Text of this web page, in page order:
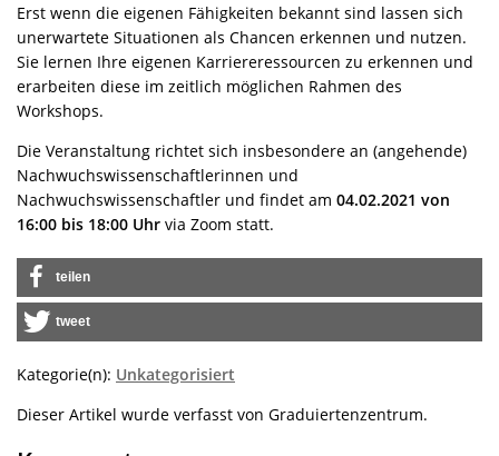
Erst wenn die eigenen Fähigkeiten bekannt sind lassen sich
unerwartete Situationen als Chancen erkennen und nutzen.
Sie lernen Ihre eigenen Karriereressourcen zu erkennen und
erarbeiten diese im zeitlich möglichen Rahmen des
Workshops.
Die Veranstaltung richtet sich insbesondere an (angehende)
Nachwuchswissenschaftlerinnen und
Nachwuchswissenschaftler und findet am 04.02.2021 von
16:00 bis 18:00 Uhr via Zoom statt.
teilen
tweet
Kategorie(n): Unkategorisiert
Dieser Artikel wurde verfasst von Graduiertenzentrum.